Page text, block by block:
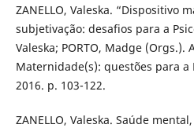
ZANELLO, Valeska. “Dispositivo
subjetivação: desafios para a
Valeska; PORTO, Madge (Orgs.).
Maternidade(s): questões para a
2016. p. 103-122.
ZANELLO, Valeska. Saúde